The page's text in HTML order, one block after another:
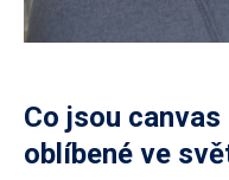
Co jsou
oblíbené ve